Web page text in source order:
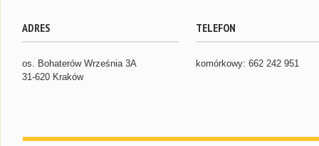
ADRES
os. Bohaterów Września 3A
31-620 Kraków
TELEFON
komórkowy: 662 242 951